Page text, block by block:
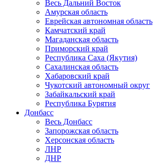
Весь Дальний Восток
Амурская область
Еврейская автономная область
Камчатский край
Магаданская область
Приморский край
Республика Саха (Якутия)
Сахалинская область
Хабаровский край
Чукотский автономный округ
Забайкальский край
Республика Бурятия
Донбасс
Весь Донбасс
Запорожская область
Херсонская область
ЛНР
ДНР